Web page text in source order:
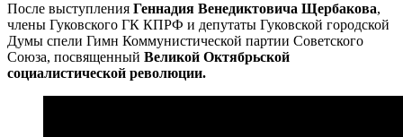
После выступления Геннадия Венедиктовича Щербакова,
члены Гуковского ГК КПРФ и депутаты Гуковской городской
Думы спели Гимн Коммунистической партии Советского
Союза, посвященный Великой Октябрьской
социалистической революции.